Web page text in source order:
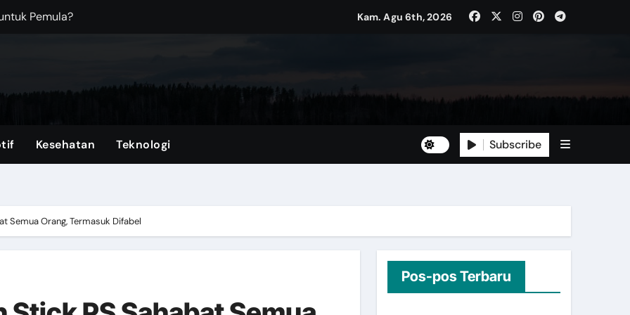
Ini Saran Terbaiknya!
Top Up ML Tercepat di VocaGame
dengan Fitur Praktis untuk Mobilitas Harian
Melawan Arah?
Kam. Agu 6th, 2026
Kesehatan Teknologi Subscribe
Semua Orang, Termasuk Difabel
Pos-pos Terbaru